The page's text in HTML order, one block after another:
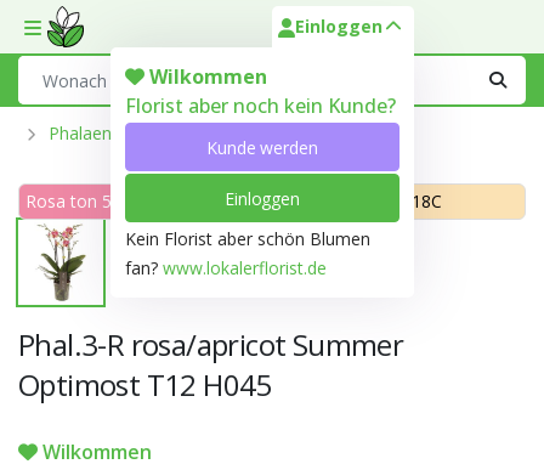
Toggle mobile menu
Einloggen
Wilkommen
Florist aber noch kein Kunde?
Kunde werden
Einloggen
Kein Florist aber schön Blumen
fan? www.lokalerflorist.de
Phalaenopsis Aus Der Optiflor-Gärtnerei
Rosa ton 55B Gelb ton Apricot 18C
Phal.3-R rosa/apricot Summer
Optimost T12 H045
Wilkommen